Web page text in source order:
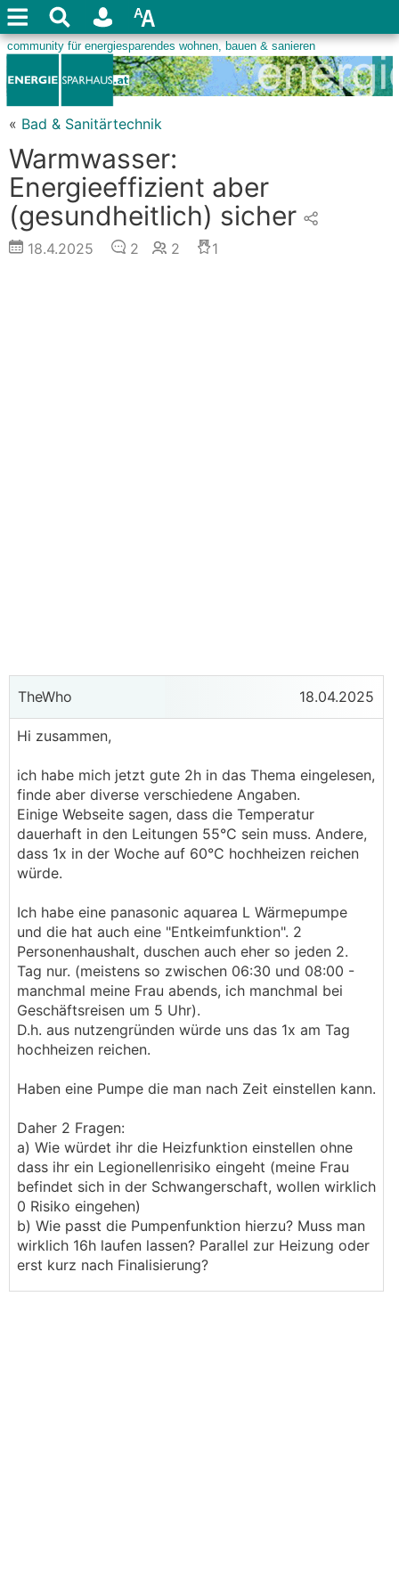
« Bad & Sanitärtechnik
Warmwasser:
Energieeffizient aber
(gesundheitlich) sicher
18.4.2025 2 2 1
TheWho 18.04.2025
Hi zusammen,
ich habe mich jetzt gute 2h in das Thema eingelesen,
finde aber diverse verschiedene Angaben.
Einige Webseite sagen, dass die Temperatur
dauerhaft in den Leitungen 55°C sein muss. Andere,
dass 1x in der Woche auf 60°C hochheizen reichen
würde.
Ich habe eine panasonic aquarea L Wärmepumpe
und die hat auch eine "Entkeimfunktion". 2
Personenhaushalt, duschen auch eher so jeden 2.
Tag nur. (meistens so zwischen 06:30 und 08:00 -
manchmal meine Frau abends, ich manchmal bei
Geschäftsreisen um 5 Uhr).
D.h. aus nutzengründen würde uns das 1x am Tag
hochheizen reichen.
Haben eine Pumpe die man nach Zeit einstellen kann.
Daher 2 Fragen:
a) Wie würdet ihr die Heizfunktion einstellen ohne
dass ihr ein Legionellenrisiko eingeht (meine Frau
befindet sich in der Schwangerschaft, wollen wirklich
0 Risiko eingehen)
b) Wie passt die Pumpenfunktion hierzu? Muss man
wirklich 16h laufen lassen? Parallel zur Heizung oder
erst kurz nach Finalisierung?